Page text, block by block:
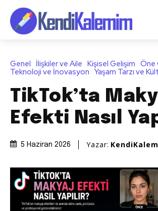
Genel İlişkiler ve Aile Kişisel Gelişim Öne
Teknoloji ve İnovasyon Yaşam Tarzı ve
TikTok’ta
Efekti Nasıl
5 Haziran 2026 Yazar: